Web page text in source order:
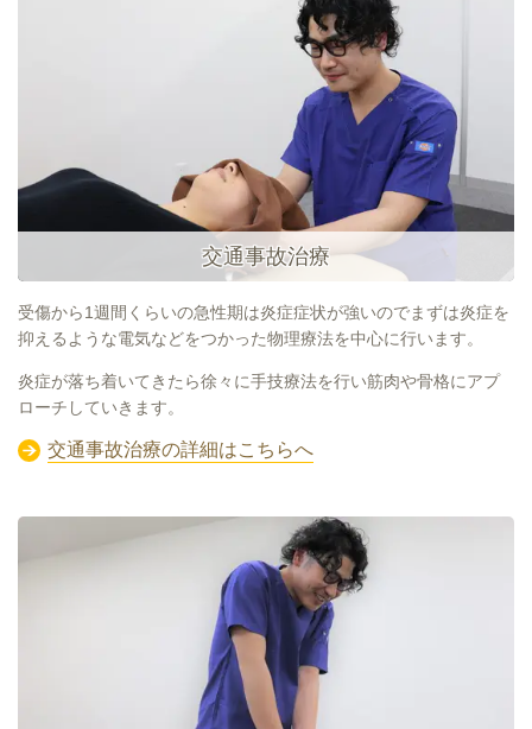
交通事故治療
受傷から1週間くらいの急性期は炎症症状が強いのでまずは炎症を
抑えるような電気などをつかった物理療法を中心に行います。
炎症が落ち着いてきたら徐々に手技療法を行い筋肉や骨格にアプ
ローチしていきます。
交通事故治療の詳細はこちらへ